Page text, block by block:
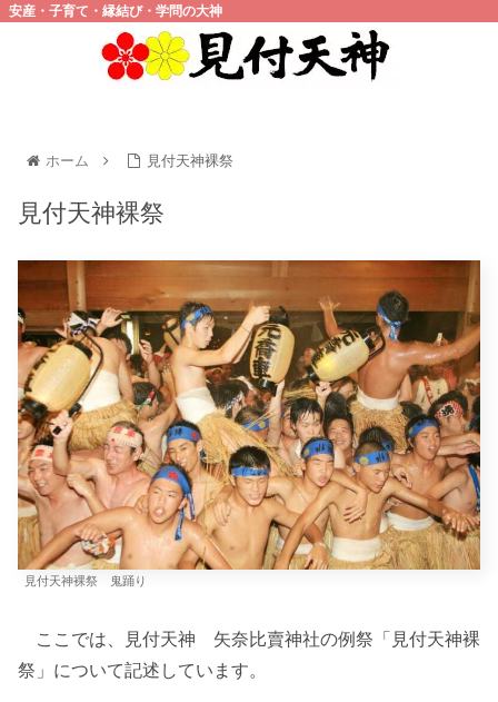
安産・子育て・縁結び・学問の大神
ホーム 見付天神裸祭
見付天神裸祭
見付天神裸祭 鬼踊り
ここでは、見付天神 矢奈比賣神社の例祭「見付天神裸
祭」について記述しています。